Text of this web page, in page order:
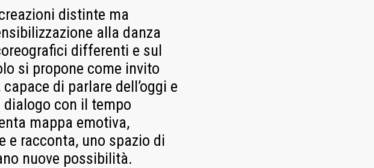
distinte ma
alla danza
differenti e sul
si propone come invito
di parlare dell’oggi e
dialogo con il tempo
mappa emotiva,
e racconta, uno spazio di
nuove possibilità.